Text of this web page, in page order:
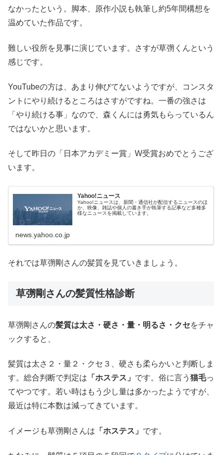
なかったという。脚本、原作小説も執筆し約5年間構想を
温めていた作品です。
難しい役所を見事に演じています。さすが草彅くんという
感じです。
YouTubeの方は、あまり伸びてないようですが、コンスタ
ントにやり続けるところはさすがですね。一番の強さは
「やり続ける事」なので、森くんには勇気もらっているん
ではないかと思います。
そして昨日の「日本アカデミー賞」W受賞おめでとうござ
います。
Yahoo!ニュース
Yahoo!ニュースは、新聞・通信社が配信するニュースのほ
か、映像、雑誌や個人の書き手が執筆する記事など多種多
様なニュースを掲載しています。
news.yahoo.co.jp
それでは草彅剛さんの髪質を見ていきましょう。
草彅剛さんの髪質性格診断
草彅剛さんの髪質は太さ・硬さ・量・明るさ・クセをチャ
ックすると、
髪質は太さ２・量２・クセ３、硬さも柔らかいと判断しま
す。総合判断で判定は 「ホステス」 です。俗に言う 猫毛っ
てやつです。若い時はもう少し量は多かったようですが、
最近は特に本数は減ってきています。
イメージも草彅剛さんは 「ホステス」 です。